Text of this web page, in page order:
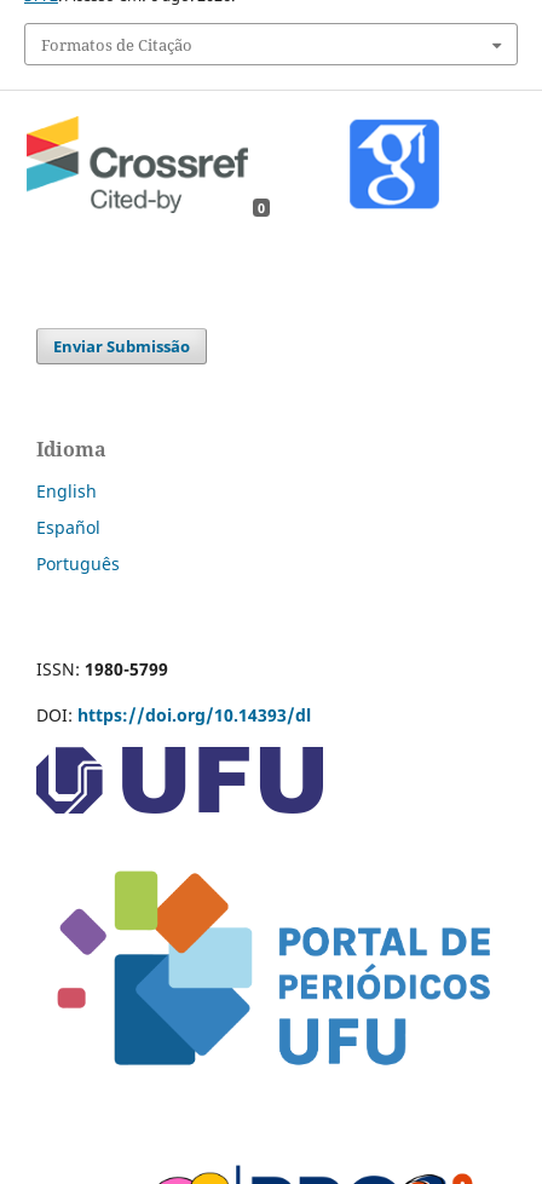
Formatos de Citação
0
Enviar Submissão
Idioma
English
Español
Português
ISSN: 1980-5799
DOI: https://doi.org/10.14393/dl